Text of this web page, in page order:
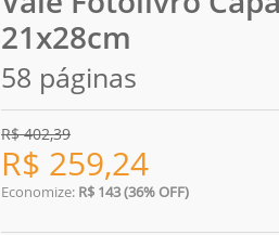
21x28cm
58 páginas
R$402,39
R$ 259,24
Economize: R$ 143 (36% OFF)